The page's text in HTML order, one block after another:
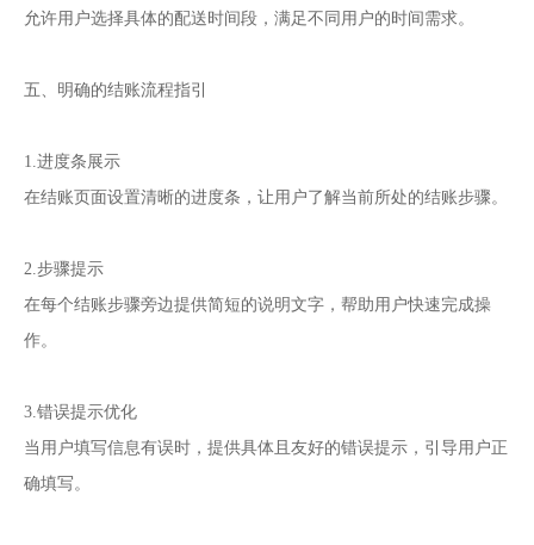
允许用户选择具体的配送时间段，满足不同用户的时间需求。
五、明确的结账流程指引
1.进度条展示
在结账页面设置清晰的进度条，让用户了解当前所处的结账步骤。
2.步骤提示
在每个结账步骤旁边提供简短的说明文字，帮助用户快速完成操
作。
3.错误提示优化
当用户填写信息有误时，提供具体且友好的错误提示，引导用户正
确填写。